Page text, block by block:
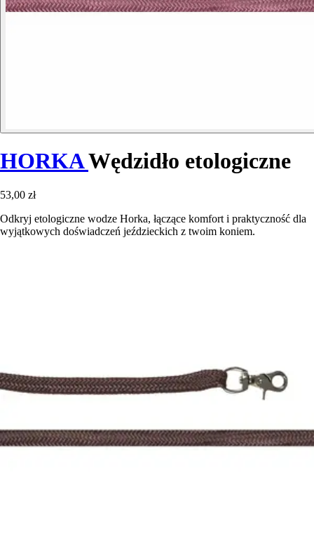
HORKAWędzidło etologiczne
53,00 zł
Odkryj etologiczne wodze Horka, łączące komfort i praktyczność dla
wyjątkowych doświadczeń jeździeckich z twoim koniem.